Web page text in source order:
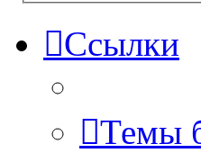
Ссылки
Темы